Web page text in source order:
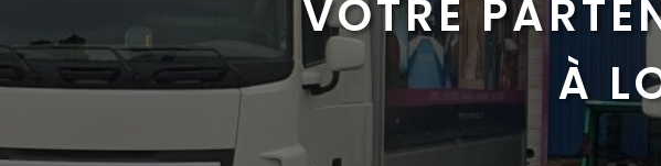
VOTRE
À